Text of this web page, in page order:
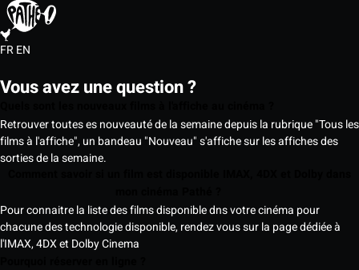
FREN
Vous avez une question ?
Retrouver toutes es nouveauté de la semaine depuis la rubrique "Tous les
films à l'affiche", un bandeau "Nouveau" s'affiche sur les affiches des
sorties de la semaine.
Pour connaitre la liste des films disponible dns votre cinéma pour
chacune des technologie disponible, rendez vous sur la page dédiée à
l'IMAX, 4DX et Dolby Cinema